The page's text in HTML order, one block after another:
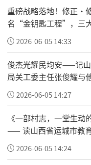
8%、宁夏
这是一个百花齐放
在区域协调发展
嚣尘上。而这次
让南北差距的说法
重磅战略落地！修正•
名“金钥匙工程”，三
国一老一小安全防护新体
2026-06-05 14:33
俊杰光耀民均安——记
局关工委主任张俊耀与
志》2026-06-05 14:27
《一部村志，一堂生
—— 读山西省运城市教育局关工委主任张
俊耀主编的《均安村志》
2026-06-05 14:24